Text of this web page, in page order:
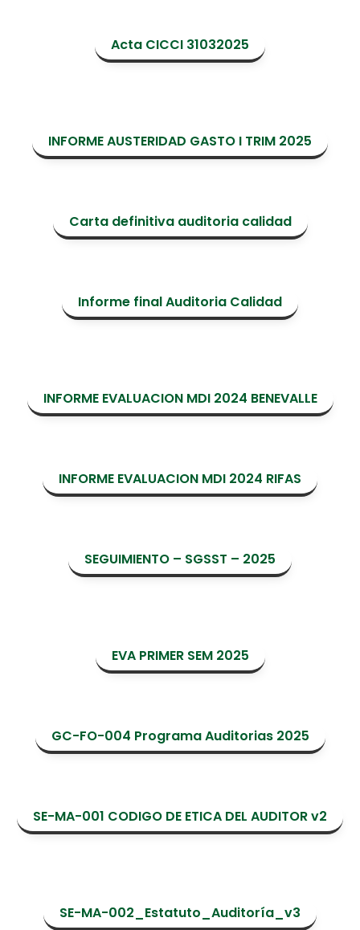
Acta CICCI 31032025
INFORME AUSTERIDAD GASTO I TRIM 2025
Carta definitiva auditoria calidad
Informe final Auditoria Calidad
INFORME EVALUACION MDI 2024 BENEVALLE
INFORME EVALUACION MDI 2024 RIFAS
SEGUIMIENTO – SGSST – 2025
EVA PRIMER SEM 2025
GC-FO-004 Programa Auditorias 2025
SE-MA-001 CODIGO DE ETICA DEL AUDITOR v2
SE-MA-002_Estatuto_Auditoría_v3